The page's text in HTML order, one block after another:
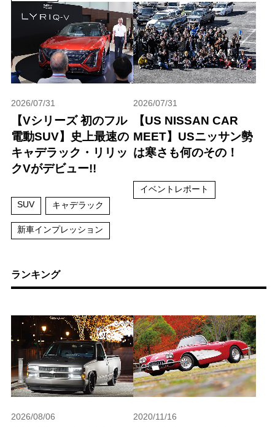
2026/07/31
【Vシリーズ 初のフル
電動SUV】史上最速の
キャデラック・リリッ
クVがデビュー!!
SUV キャデラック
新車インプレッション
2026/07/31
【US NISSAN CAR
MEET】USニッサン勢
は寒さも何のその！
イベントレポート
ランキング
2026/08/06 2020/11/16